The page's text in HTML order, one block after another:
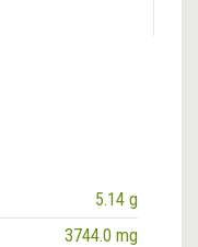
5.14 g
3744.0 mg